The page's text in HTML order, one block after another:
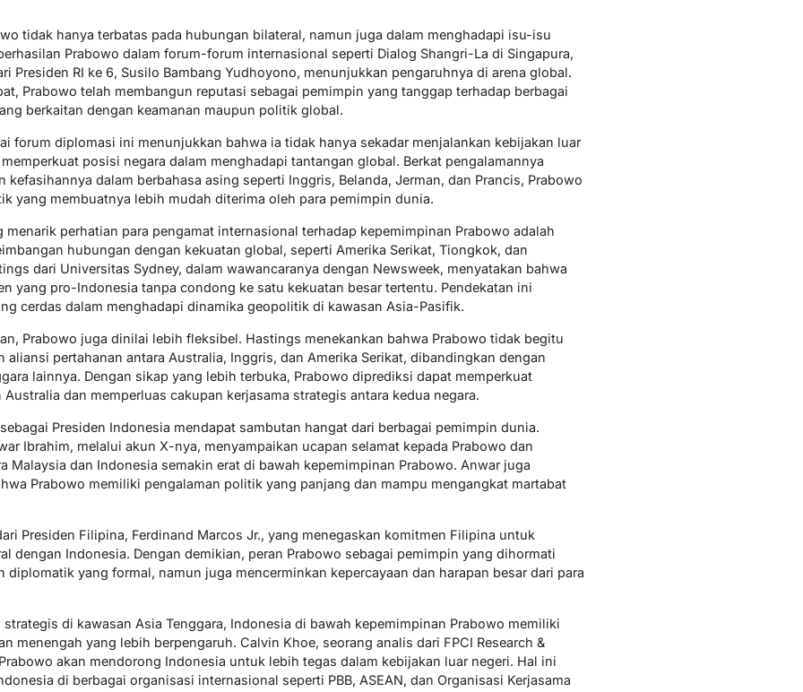
tidak hanya terbatas pada hubungan bilateral, namun juga dalam menghadapi isu-isu
Prabowo dalam forum-forum internasional seperti Dialog Shangri-La di Singapura,
Presiden RI ke 6, Susilo Bambang Yudhoyono, menunjukkan pengaruhnya di arena global.
Prabowo telah membangun reputasi sebagai pemimpin yang tanggap terhadap berbagai
berkaitan dengan keamanan maupun politik global.
forum diplomasi ini menunjukkan bahwa ia tidak hanya sekadar menjalankan kebijakan luar
posisi negara dalam menghadapi tantangan global. Berkat pengalamannya
kefasihannya dalam berbahasa asing seperti Inggris, Belanda, Jerman, dan Prancis, Prabowo
yang membuatnya lebih mudah diterima oleh para pemimpin dunia.
perhatian para pengamat internasional terhadap kepemimpinan Prabowo adalah
hubungan dengan kekuatan global, seperti Amerika Serikat, Tiongkok, dan
dari Universitas Sydney, dalam wawancaranya dengan Newsweek, menyatakan bahwa
yang pro-Indonesia tanpa condong ke satu kekuatan besar tertentu. Pendekatan ini
cerdas dalam menghadapi dinamika geopolitik di kawasan Asia-Pasifik.
Prabowo juga dinilai lebih fleksibel. Hastings menekankan bahwa Prabowo tidak begitu
aliansi pertahanan antara Australia, Inggris, dan Amerika Serikat, dibandingkan dengan
lainnya. Dengan sikap yang lebih terbuka, Prabowo diprediksi dapat memperkuat
dan memperluas cakupan kerjasama strategis antara kedua negara.
Presiden Indonesia mendapat sambutan hangat dari berbagai pemimpin dunia.
Ibrahim, melalui akun X-nya, menyampaikan ucapan selamat kepada Prabowo dan
Malaysia dan Indonesia semakin erat di bawah kepemimpinan Prabowo. Anwar juga
Prabowo memiliki pengalaman politik yang panjang dan mampu mengangkat martabat
Presiden Filipina, Ferdinand Marcos Jr., yang menegaskan komitmen Filipina untuk
dengan Indonesia. Dengan demikian, peran Prabowo sebagai pemimpin yang dihormati
diplomatik yang formal, namun juga mencerminkan kepercayaan dan harapan besar dari para
di kawasan Asia Tenggara, Indonesia di bawah kepemimpinan Prabowo memiliki
menengah yang lebih berpengaruh. Calvin Khoe, seorang analis dari FPCI Research &
akan mendorong Indonesia untuk lebih tegas dalam kebijakan luar negeri. Hal ini
di berbagai organisasi internasional seperti PBB, ASEAN, dan Organisasi Kerjasama